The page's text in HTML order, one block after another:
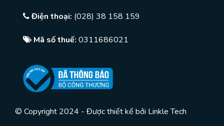
Điện thoại: (028) 38 158 159
Mã số thuế: 0311686021
© Copyright 2024 - Được thiết kế bởi Linkle Tech